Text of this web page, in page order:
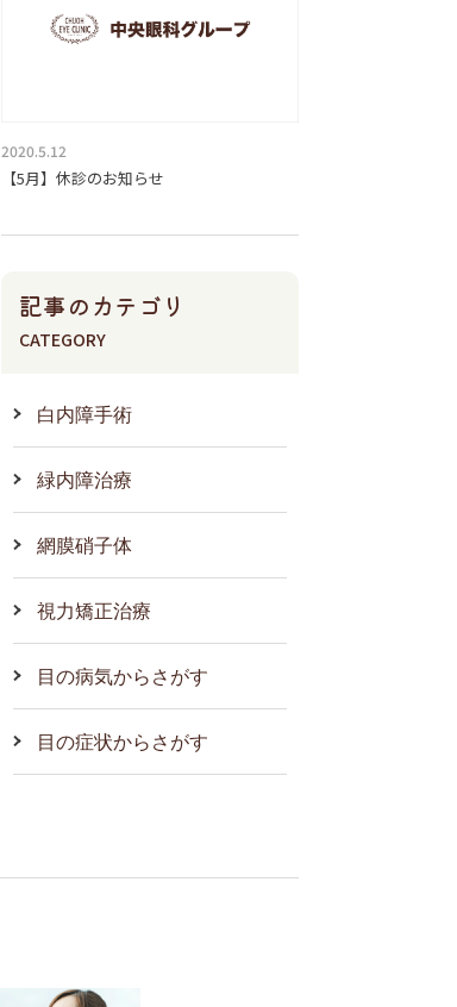
2020.5.12
【5月】休診のお知らせ
記事のカテゴリ
CATEGORY
白内障手術
緑内障治療
網膜硝子体
視力矯正治療
目の病気からさがす
目の症状からさがす